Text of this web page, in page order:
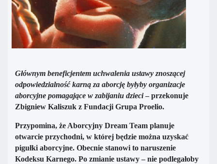
Głównym beneficjentem uchwalenia ustawy znoszącej
odpowiedzialność karną za aborcję byłyby organizacje
aborcyjne pomagające w zabijaniu dzieci– przekonuje
Zbigniew Kaliszuk z Fundacji Grupa Proelio.
Przypomina, że Aborcyjny Dream Team planuje
otwarcie przychodni, w której będzie można uzyskać
pigułki aborcyjne. Obecnie stanowi to naruszenie
Kodeksu Karnego. Po zmianie ustawy – nie podlegałoby